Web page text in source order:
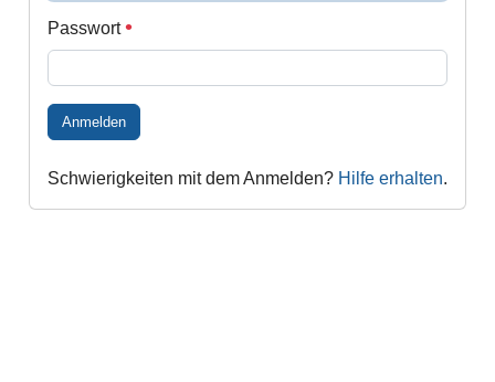
Passwort
Anmelden
Schwierigkeiten mit dem Anmelden? Hilfe erhalten.